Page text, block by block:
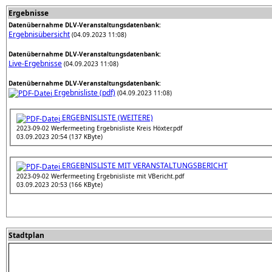
Ergebnisse
Datenübernahme DLV-Veranstaltungsdatenbank:
Ergebnisübersicht (04.09.2023 11:08)
Datenübernahme DLV-Veranstaltungsdatenbank:
Live-Ergebnisse (04.09.2023 11:08)
Datenübernahme DLV-Veranstaltungsdatenbank:
Ergebnisliste (pdf) (04.09.2023 11:08)
ERGEBNISLISTE (WEITERE)
2023-09-02 Werfermeeting Ergebnisliste Kreis Höxter.pdf
03.09.2023 20:54 (137 KByte)
ERGEBNISLISTE MIT VERANSTALTUNGSBERICHT
2023-09-02 Werfermeeting Ergebnisliste mit VBericht.pdf
03.09.2023 20:53 (166 KByte)
Stadtplan